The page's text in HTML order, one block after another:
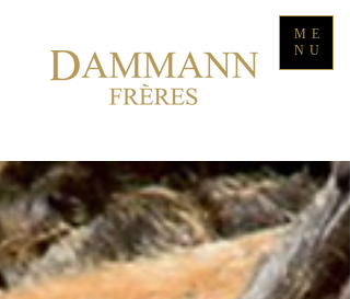
ME
NU